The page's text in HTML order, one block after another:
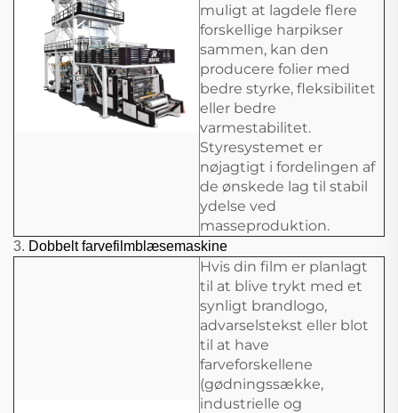
muligt at lagdele flere
forskellige harpikser
sammen, kan den
producere folier med
bedre styrke, fleksibilitet
eller bedre
varmestabilitet.
Styresystemet er
nøjagtigt i fordelingen af
de ønskede lag til stabil
ydelse ved
masseproduktion.
3. Dobbelt farvefilmblæsemaskine
Hvis din film er planlagt
til at blive trykt med et
synligt brandlogo,
advarselstekst eller blot
til at have
farveforskellene
(gødningssække,
industrielle og